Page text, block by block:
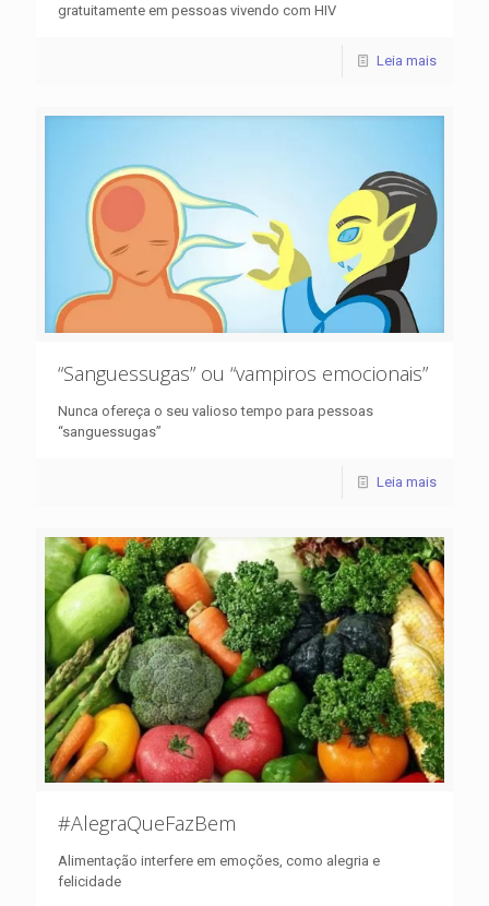
gratuitamente em pessoas vivendo com HIV
Leia mais
“Sanguessugas” ou “vampiros emocionais”
Nunca ofereça o seu valioso tempo para pessoas
“sanguessugas”
Leia mais
#AlegraQueFazBem
Alimentação interfere em emoções, como alegria e
felicidade